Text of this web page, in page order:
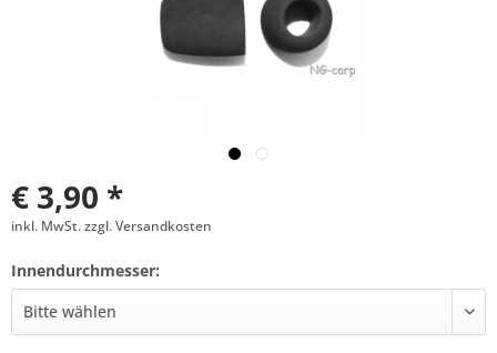
€ 3,90 *
inkl. MwSt. zzgl. Versandkosten
Innendurchmesser: